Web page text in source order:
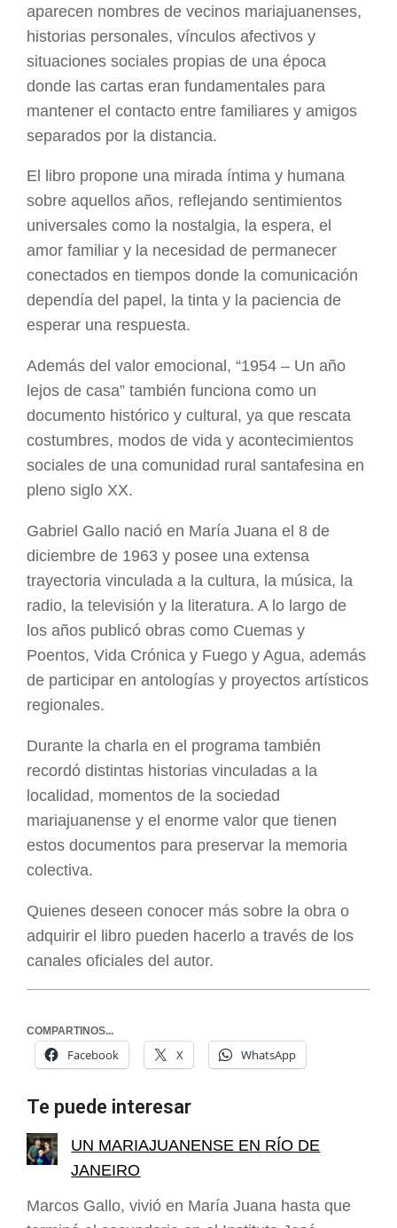
aparecen nombres de vecinos mariajuanenses,
historias personales, vínculos afectivos y
situaciones sociales propias de una época
donde las cartas eran fundamentales para
mantener el contacto entre familiares y amigos
separados por la distancia.
El libro propone una mirada íntima y humana
sobre aquellos años, reflejando sentimientos
universales como la nostalgia, la espera, el
amor familiar y la necesidad de permanecer
conectados en tiempos donde la comunicación
dependía del papel, la tinta y la paciencia de
esperar una respuesta.
Además del valor emocional, “1954 – Un año
lejos de casa” también funciona como un
documento histórico y cultural, ya que rescata
costumbres, modos de vida y acontecimientos
sociales de una comunidad rural santafesina en
pleno siglo XX.
Gabriel Gallo nació en María Juana el 8 de
diciembre de 1963 y posee una extensa
trayectoria vinculada a la cultura, la música, la
radio, la televisión y la literatura. A lo largo de
los años publicó obras como Cuemas y
Poentos, Vida Crónica y Fuego y Agua, además
de participar en antologías y proyectos artísticos
regionales.
Durante la charla en el programa también
recordó distintas historias vinculadas a la
localidad, momentos de la sociedad
mariajuanense y el enorme valor que tienen
estos documentos para preservar la memoria
colectiva.
Quienes deseen conocer más sobre la obra o
adquirir el libro pueden hacerlo a través de los
canales oficiales del autor.
COMPARTINOS...
Facebook X WhatsApp
Te puede interesar
UN MARIAJUANENSE EN RÍO DE
JANEIRO
Marcos Gallo, vivió en María Juana hasta que